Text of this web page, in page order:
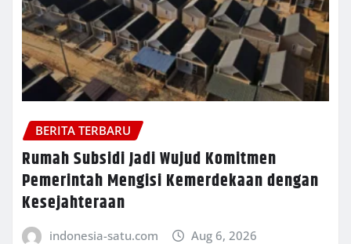
BERITA TERBARU
Rumah Subsidi Jadi Wujud Komitmen
Pemerintah Mengisi Kemerdekaan dengan
Kesejahteraan
indonesia-satu.com Aug 6, 2026